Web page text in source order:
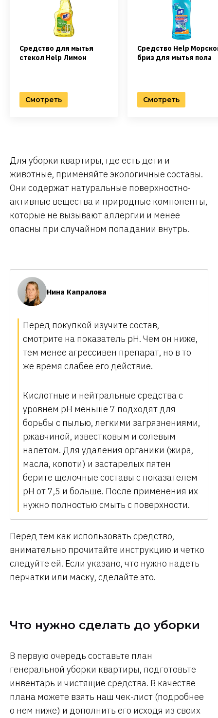
Средство для мытья
стекол Help Лимон
Смотреть
Средство Help
бриз для мытья пола
Смотреть
Для уборки квартиры, где есть дети и
животные, применяйте экологичные составы.
Они содержат натуральные поверхностно-
активные вещества и природные компоненты,
которые не вызывают аллергии и менее
опасны при случайном попадании внутрь.
Нина Капралова
Перед покупкой изучите состав,
смотрите на показатель pH. Чем он ниже,
тем менее агрессивен препарат, но в то
же время слабее его действие.
Кислотные и нейтральные средства с
уровнем pH меньше 7 подходят для
борьбы с пылью, легкими загрязнениями,
ржавчиной, известковым и солевым
налетом. Для удаления органики (жира,
масла, копоти) и застарелых пятен
берите щелочные составы с показателем
pH от 7,5 и больше. После применения их
нужно полностью смыть с поверхности.
Перед тем как использовать средство,
внимательно прочитайте инструкцию и четко
следуйте ей. Если указано, что нужно надеть
перчатки или маску, сделайте это.
Что нужно сделать до уборки
В первую очередь составьте план
генеральной уборки квартиры, подготовьте
инвентарь и чистящие средства. В качестве
плана можете взять наш чек-лист (подробнее
о нем ниже) и дополнить его исходя из своих